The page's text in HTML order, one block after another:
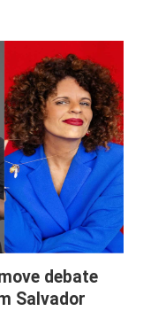
debate
Salvador